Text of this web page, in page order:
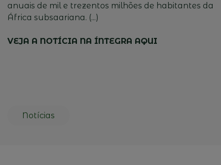
anuais de mil e trezentos milhões de habitantes da
África subsaariana. (...)
VEJA A NOTÍCIA NA ÍNTEGRA AQUI
Notícias